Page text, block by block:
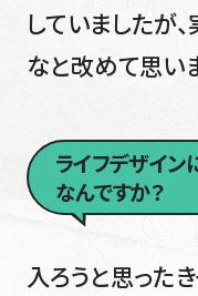
していましたが
なと改めて思い
ライフデザイン
なんですか？
入ろうと思った